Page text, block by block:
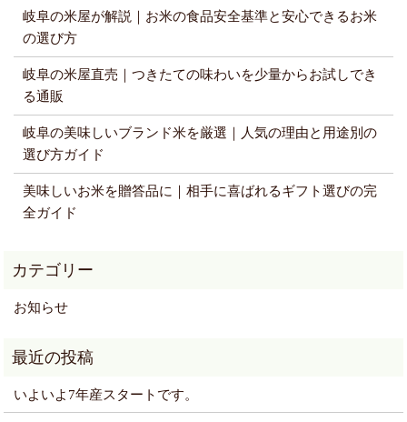
岐阜の米屋が解説｜お米の食品安全基準と安心できるお米
の選び方
岐阜の米屋直売｜つきたての味わいを少量からお試しでき
る通販
岐阜の美味しいブランド米を厳選｜人気の理由と用途別の
選び方ガイド
美味しいお米を贈答品に｜相手に喜ばれるギフト選びの完
全ガイド
お知らせ
いよいよ7年産スタートです。